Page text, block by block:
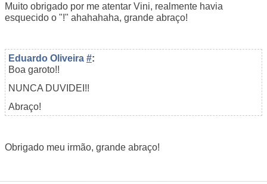
Muito obrigado por me atentar Vini, realmente havia
esquecido o "!" ahahahaha, grande abraço!
Eduardo Oliveira #:
Boa garoto!!
NUNCA DUVIDEI!!
Abraço!
Obrigado meu irmão, grande abraço!